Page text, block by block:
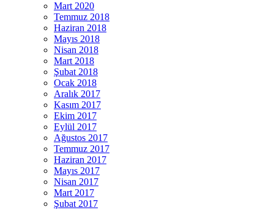
Mart 2020
Temmuz 2018
Haziran 2018
Mayıs 2018
Nisan 2018
Mart 2018
Şubat 2018
Ocak 2018
Aralık 2017
Kasım 2017
Ekim 2017
Eylül 2017
Ağustos 2017
Temmuz 2017
Haziran 2017
Mayıs 2017
Nisan 2017
Mart 2017
Şubat 2017